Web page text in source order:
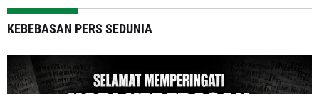
KEBEBASAN PERS SEDUNIA